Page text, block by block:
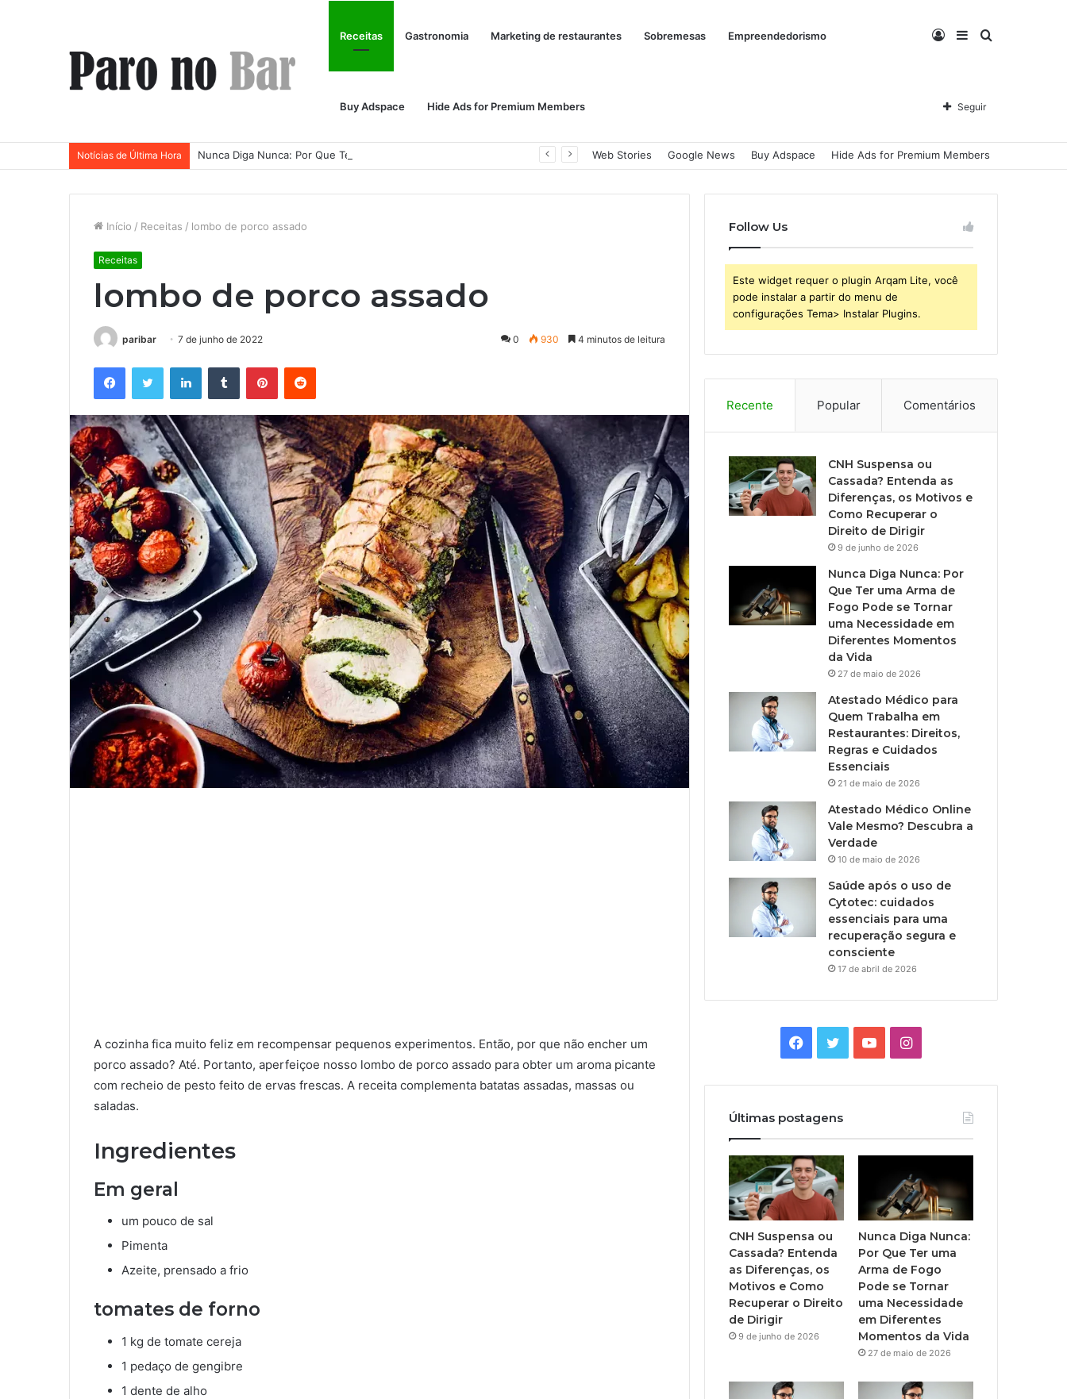
Receitas Gastronomia Marketing de restaurantes Sobremesas Empreendedorismo
Buy Adspace Hide Ads for Premium Members
Procurar
Barra
Lateral
Entrar
Seguir
Notícias de Última Hora Web Stories Google News Buy Adspace Hide Ads for Premium Members
Início / Receitas / lombo de porco assado
Receitas
lombo de porco assado
paribar 7 de junho de 2022 0 930 4 minutos de leitura
FacebookTwitter LinkedinTumblr PinterestReddit
A cozinha fica muito feliz em recompensar pequenos experimentos. Então, por que não encher um
porco assado? Até. Portanto, aperfeiçoe nosso lombo de porco assado para obter um aroma picante
com recheio de pesto feito de ervas frescas. A receita complementa batatas assadas, massas ou
saladas.
Ingredientes
Em geral
um pouco de sal
Pimenta
Azeite, prensado a frio
tomates de forno
1 kg de tomate cereja
1 pedaço de gengibre
1 dente de alho
Follow Us
Este widget requer o plugin Arqam Lite, você
pode instalar a partir do menu de
configurações Tema> Instalar Plugins.
Recente Popular Comentários
CNH Suspensa ou
Cassada? Entenda as
Diferenças, os Motivos e
Como Recuperar o
Direito de Dirigir
9 de junho de 2026
Nunca Diga Nunca: Por
Que Ter uma Arma de
Fogo Pode se Tornar
uma Necessidade em
Diferentes Momentos
da Vida
27 de maio de 2026
Atestado Médico para
Quem Trabalha em
Restaurantes: Direitos,
Regras e Cuidados
Essenciais
21 de maio de 2026
Atestado Médico Online
Vale Mesmo? Descubra a
Verdade
10 de maio de 2026
Saúde após o uso de
Cytotec: cuidados
essenciais para uma
recuperação segura e
consciente
17 de abril de 2026
Facebook
TwitterYouTubeInstagram
Últimas postagens
CNH Suspensa ou
Cassada? Entenda
as Diferenças, os
Motivos e Como
Recuperar o Direito
de Dirigir
9 de junho de 2026
Nunca Diga Nunca:
Por Que Ter uma
Arma de Fogo
Pode se Tornar
uma Necessidade
em Diferentes
Momentos da Vida
27 de maio de 2026